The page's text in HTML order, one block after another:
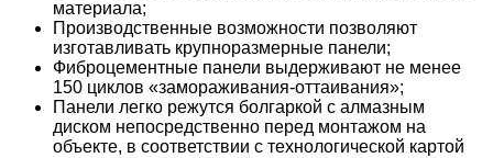
материала;
Производственные возможности позволяют
изготавливать крупноразмерные панели;
Фиброцементные панели выдерживают не менее
150 циклов «замораживания-оттаивания»;
Панели легко режутся болгаркой с алмазным
диском непосредственно перед монтажом на
объекте, в соответствии с технологической картой